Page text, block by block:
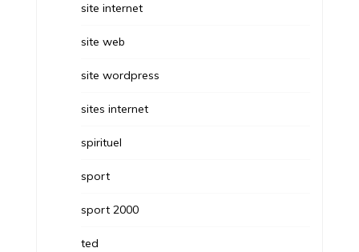
site internet
site web
site wordpress
sites internet
spirituel
sport
sport 2000
ted